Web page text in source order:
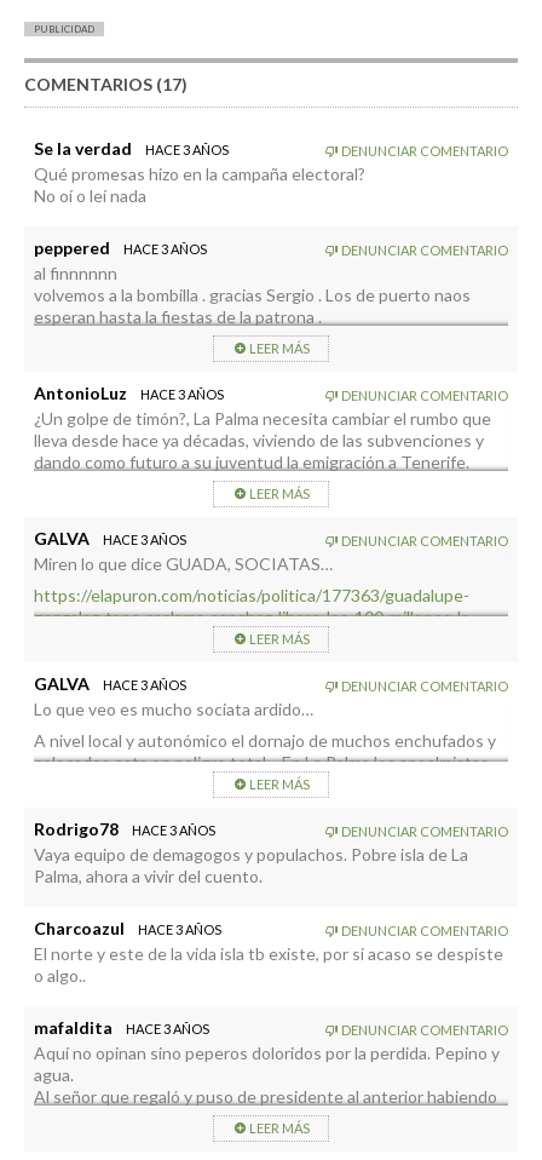
PUBLICIDAD
COMENTARIOS (17)
Se la verdad HACE 3 AÑOS DENUNCIAR COMENTARIO
Qué promesas hizo en la campaña electoral?
No oí o leí nada
peppered HACE 3 AÑOS DENUNCIAR COMENTARIO
al finnnnnn
volvemos a la bombilla . gracias Sergio . Los de puerto naos
esperan hasta la fiestas de la patrona .
LEER MÁS
AntonioLuz HACE 3 AÑOS DENUNCIAR COMENTARIO
¿Un golpe de timón?, La Palma necesita cambiar el rumbo que
lleva desde hace ya décadas, viviendo de las subvenciones y
dando como futuro a su juventud la emigración a Tenerife.
LEER MÁS
GALVA HACE 3 AÑOS DENUNCIAR COMENTARIO
Miren lo que dice GUADA, SOCIATAS…
https://elapuron.com/noticias/politica/177363/guadalupe-
gonzalez-tano-reclama-sanchez-libere-los-100-millones-la-
reconstruccion-los-15-atencion-psicologica-previstos-los-
Y también un par de cochinos de la dehesa extremeña….
SOCIATAS. 😏🤣🤦🏻‍♂️👋🏻
LEER MÁS
GALVA HACE 3 AÑOS DENUNCIAR COMENTARIO
Lo que veo es mucho sociata ardido…
A nivel local y autonómico el dornajo de muchos enchufados y
colocados esta en peligro total….En La Palma los anselmistas
se han quedado con una cara de Messi que divierte…
voxeros…Derogación de sus delirios y lágrimas de Txapote,
Antonelli, Oskar Matute y Urtasun…Que es vegano.🤣
Y de PAM…
PAM.
Igual la fichan en la ONU con Pajin y Bibi Aido….🤣🤣🤣🤣
LEER MÁS
Rodrigo78 HACE 3 AÑOS DENUNCIAR COMENTARIO
Vaya equipo de demagogos y populachos. Pobre isla de La
Palma, ahora a vivir del cuento.
Charcoazul HACE 3 AÑOS DENUNCIAR COMENTARIO
El norte y este de la vida isla tb existe, por si acaso se despiste
o algo..
mafaldita HACE 3 AÑOS DENUNCIAR COMENTARIO
Aquí no opinan sino peperos doloridos por la perdida. Pepino y
agua.
Al señor que regaló y puso de presidente al anterior habiendo
¿dónde estaba tú protegido en la investidura de Sergio
LEER MÁS